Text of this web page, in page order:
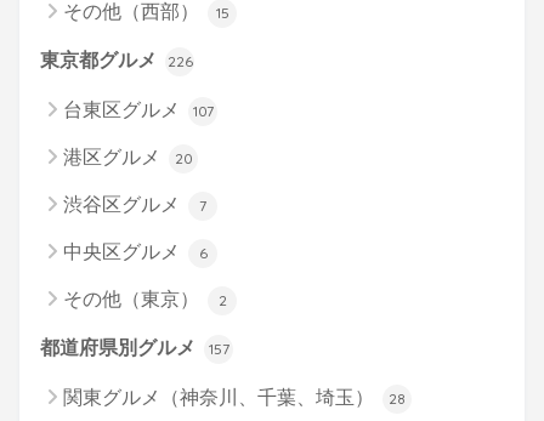
その他（西部） 15
東京都グルメ 226
台東区グルメ 107
港区グルメ 20
渋谷区グルメ 7
中央区グルメ 6
その他（東京） 2
都道府県別グルメ 157
関東グルメ（神奈川、千葉、埼玉） 28